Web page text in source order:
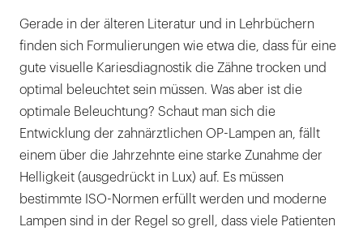
Gerade in der älteren Literatur und in Lehrbüchern
finden sich Formulierungen wie etwa die, dass für eine
gute visuelle Kariesdiagnostik die Zähne trocken und
optimal beleuchtet sein müssen. Was aber ist die
optimale Beleuchtung? Schaut man sich die
Entwicklung der zahnärztlichen OP-Lampen an, fällt
einem über die Jahrzehnte eine starke Zunahme der
Helligkeit (ausgedrückt in Lux) auf. Es müssen
bestimmte ISO-Normen erfüllt werden und moderne
Lampen sind in der Regel so grell, dass viele Patienten